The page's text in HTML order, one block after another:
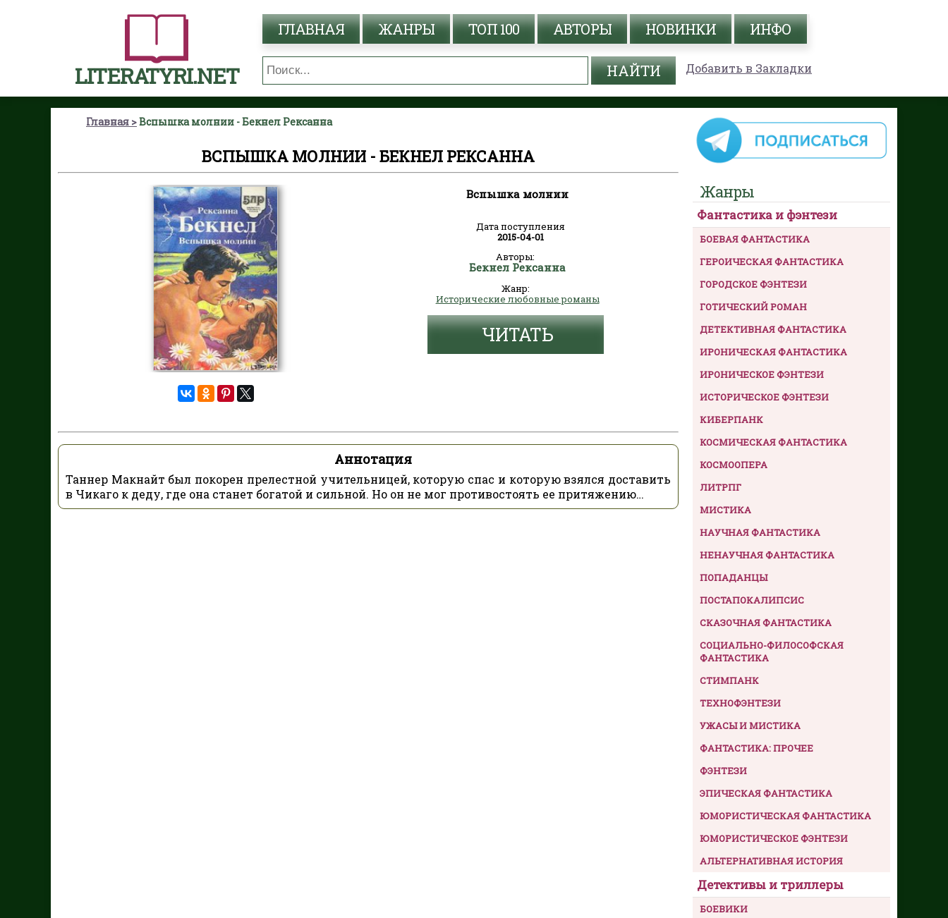
LITERATYRI.NET
ГЛАВНАЯ ЖАНРЫ ТОП 100 АВТОРЫ НОВИНКИ ИНФО
Добавить в Закладки
Главная Вспышка молнии - Бекнел Рексанна
ВСПЫШКА МОЛНИИ - БЕКНЕЛ РЕКСАННА
Вспышка молнии
Дата поступления
2015-04-01
Авторы:
Бекнел Рексанна
Жанр:
Исторические любовные романы
ЧИТАТЬ
Аннотация
Таннер Макнайт был покорен прелестной учительницей, которую спас и которую взялся доставить
в Чикаго к деду, где она станет богатой и сильной. Но он не мог противостоять ее притяжению…
Жанры
Фантастика и фэнтези
БОЕВАЯ ФАНТАСТИКА
ГЕРОИЧЕСКАЯ ФАНТАСТИКА
ГОРОДСКОЕ ФЭНТЕЗИ
ГОТИЧЕСКИЙ РОМАН
ДЕТЕКТИВНАЯ ФАНТАСТИКА
ИРОНИЧЕСКАЯ ФАНТАСТИКА
ИРОНИЧЕСКОЕ ФЭНТЕЗИ
ИСТОРИЧЕСКОЕ ФЭНТЕЗИ
КИБЕРПАНК
КОСМИЧЕСКАЯ ФАНТАСТИКА
КОСМООПЕРА
ЛИТРПГ
МИСТИКА
НАУЧНАЯ ФАНТАСТИКА
НЕНАУЧНАЯ ФАНТАСТИКА
ПОПАДАНЦЫ
ПОСТАПОКАЛИПСИС
СКАЗОЧНАЯ ФАНТАСТИКА
СОЦИАЛЬНО-ФИЛОСОФСКАЯ
ФАНТАСТИКА
СТИМПАНК
ТЕХНОФЭНТЕЗИ
УЖАСЫ И МИСТИКА
ФАНТАСТИКА: ПРОЧЕЕ
ФЭНТЕЗИ
ЭПИЧЕСКАЯ ФАНТАСТИКА
ЮМОРИСТИЧЕСКАЯ ФАНТАСТИКА
ЮМОРИСТИЧЕСКОЕ ФЭНТЕЗИ
АЛЬТЕРНАТИВНАЯ ИСТОРИЯ
Детективы и триллеры
БОЕВИКИ